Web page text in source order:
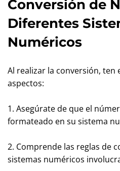
Conversión de
Diferentes
Numéricos
Al realizar la conversión, ten
aspectos:
1. Asegúrate de que el
formateado en su sistema
2. Comprende las reglas de
sistemas numéricos